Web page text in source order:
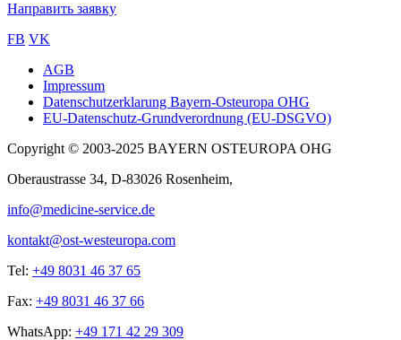
Направить заявку
FB VK
Sub
footer
AGB
Impressum
Datenschutzerklarung Bayern-Osteuropa OHG
EU-Datenschutz-Grundverordnung (EU-DSGVO)
Copyright © 2003-2025 BAYERN OSTEUROPA OHG
Oberaustrasse 34, D-83026 Rosenheim,
info@medicine-service.de
kontakt@ost-westeuropa.com
Tel: +49 8031 46 37 65
Fax: +49 8031 46 37 66
WhatsApp: +49 171 42 29 309